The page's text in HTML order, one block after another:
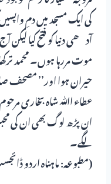
کی ایک مسجد میں دمِ
آدھی دنیا کو فتح کیا
موت مررہا ہوں۔ محمد
حیران ہوا اور’’ مصحف
عطاء اﷲ شاہ بخاری
ان پڑھ لوگ بھی ان کی
لگے۔
(مطبوعہ: ماہناہ اردو ڈائجسٹ لاہور،